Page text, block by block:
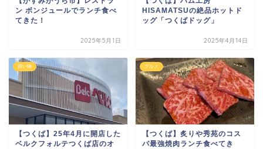
ン ボンジュールでランチ食べ
てきた！
2025年5月1日
HISAMATSUの絶品ホットド
ッグ「つくばドッグ」
2025年4月14日
買い物
【つくば】25年4月に開店した
ベルクフォルテつくば店のオ
グルメ
【つくば】炙りや秀苑のコス
パ最強焼肉ランチ食べてき